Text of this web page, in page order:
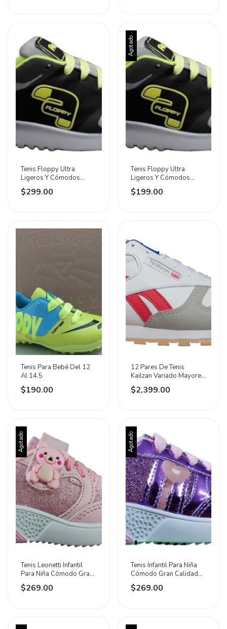
Tenis Floppy Ultra
Ligeros Y Cómodos
Plata/negro/oxford/neón
$299.00
Agotado
Tenis Floppy Ultra
Ligeros Y Cómodos
Plata/negro/oxford/neón
$199.00
Tenis Para Bebé Del 12
Al 14.5
$190.00
12 Pares De Tenis
Kailzan Variado Mayoreo
Todas Las Tallas
Blanco/azul/rojo 22 Al
$2,399.00
Agotado
Tenis Leonetti Infantil
Para Niña Cómodo Gran
Calidad Moda
$269.00
Agotado
Tenis Infantil Para Niña
Cómodo Gran Calidad
Moda
$269.00